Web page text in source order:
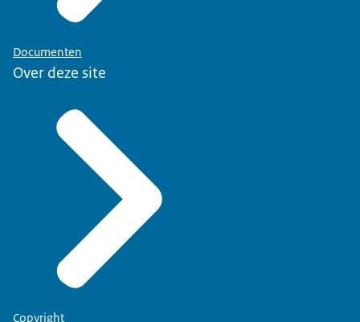
Documenten
Over deze site
Copyright